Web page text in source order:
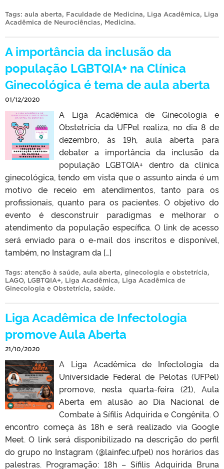
Tags: aula aberta, Faculdade de Medicina, Liga Acadêmica, Liga
Acadêmica de Neurociências, Medicina.
A importância da inclusão da
população LGBTQIA+ na Clínica
Ginecológica é tema de aula aberta
01/12/2020
A Liga Acadêmica de Ginecologia e
Obstetrícia da UFPel realiza, no dia 8 de
dezembro, às 19h, aula aberta para
debater a importância da inclusão da
população LGBTQIA+ dentro da clínica
ginecológica, tendo em vista que o assunto ainda é um
motivo de receio em atendimentos, tanto para os
profissionais, quanto para os pacientes. O objetivo do
evento é desconstruir paradigmas e melhorar o
atendimento da população específica. O link de acesso
será enviado para o e-mail dos inscritos e disponível,
também, no Instagram da […]
Tags: atenção à saúde, aula aberta, ginecologia e obstetrícia,
LAGO, LGBTQIA+, Liga Acadêmica, Liga Acadêmica de
Ginecologia e Obstetrícia, saúde.
Liga Acadêmica de Infectologia
promove Aula Aberta
21/10/2020
A Liga Acadêmica de Infectologia da
Universidade Federal de Pelotas (UFPel)
promove, nesta quarta-feira (21), Aula
Aberta em alusão ao Dia Nacional de
Combate à Sífilis Adquirida e Congênita. O
encontro começa às 18h e será realizado via Google
Meet. O link será disponibilizado na descrição do perfil
do grupo no Instagram (@lainfec.ufpel) nos horários das
palestras. Programação: 18h – Sífilis Adquirida Bruna